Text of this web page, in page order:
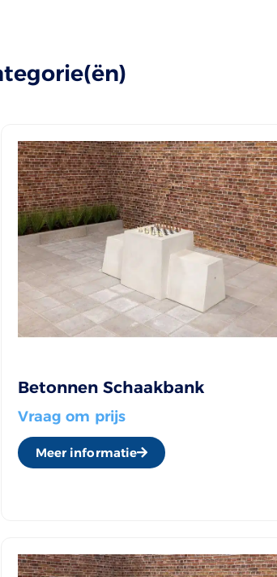
Betonnen Schaakbank
Vraag om prijs
Meer informatie